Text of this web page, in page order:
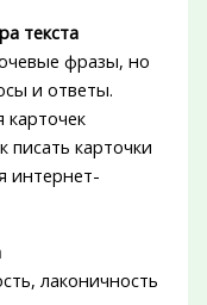
текста
фразы, но
и ответы.
писать карточки
интернет-
лаконичность